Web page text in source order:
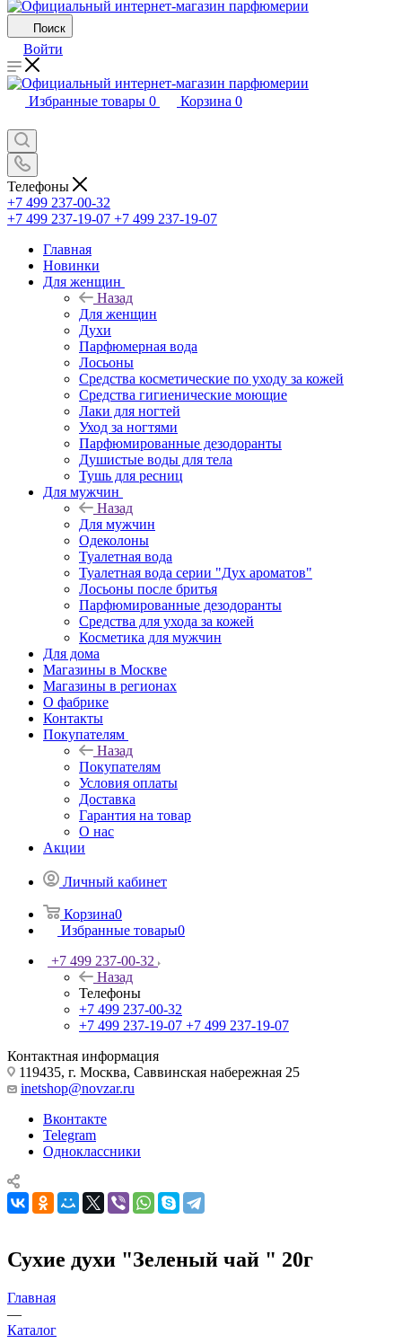
Поиск
Войти
Избранные товары 0 Корзина 0
Телефоны
+7 499 237-00-32
+7 499 237-19-07 +7 499 237-19-07
Главная
Новинки
Для женщин
Назад
Для женщин
Духи
Парфюмерная вода
Лосьоны
Средства косметические по уходу за кожей
Средства гигиенические моющие
Лаки для ногтей
Уход за ногтями
Парфюмированные дезодоранты
Душистые воды для тела
Тушь для ресниц
Для мужчин
Назад
Для мужчин
Одеколоны
Туалетная вода
Туалетная вода серии "Дух ароматов"
Лосьоны после бритья
Парфюмированные дезодоранты
Средства для ухода за кожей
Косметика для мужчин
Для дома
Магазины в Москве
Магазины в регионах
О фабрике
Контакты
Покупателям
Назад
Покупателям
Условия оплаты
Доставка
Гарантия на товар
О нас
Акции
Личный кабинет
Корзина0
Избранные товары0
+7 499 237-00-32
Назад
Телефоны
+7 499 237-00-32
+7 499 237-19-07 +7 499 237-19-07
Контактная информация
119435, г. Москва, Саввинская набережная 25
inetshop@novzar.ru
Вконтакте
Telegram
Одноклассники
Сухие духи "Зеленый чай " 20г
Главная
—
Каталог